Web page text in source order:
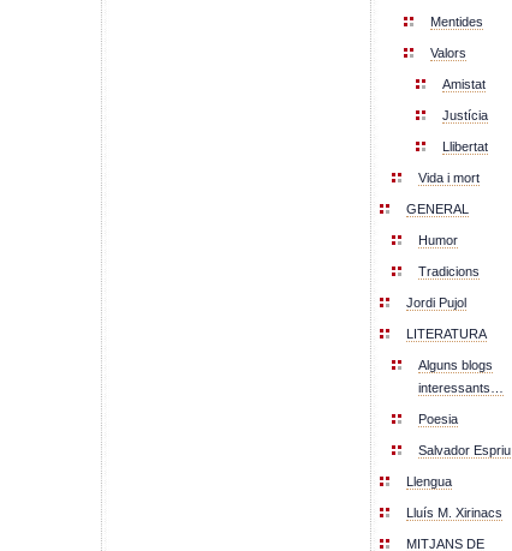
Mentides
Valors
Amistat
Justícia
Llibertat
Vida i mort
GENERAL
Humor
Tradicions
Jordi Pujol
LITERATURA
Alguns blogs
interessants…
Poesia
Salvador Espriu
Llengua
Lluís M. Xirinacs
MITJANS DE